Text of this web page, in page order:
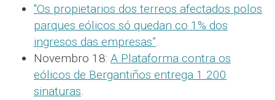
"Os propietarios dos terreos afectados polos
parques eólicos só quedan co 1% dos
ingresos das empresas”.
Novembro 18: A Plataforma contra os
eólicos de Bergantiños entrega 1.200
sinaturas.